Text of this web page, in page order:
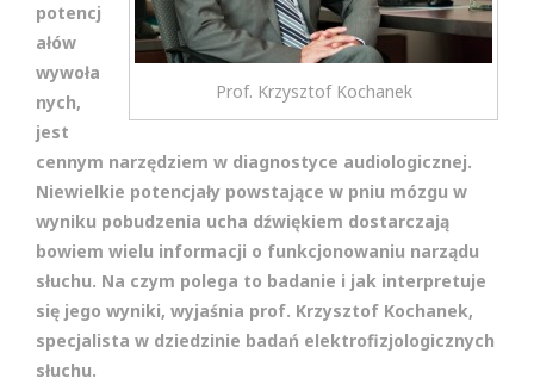
Prof. Krzysztof Kochanek
potencj
ałów
wywoła
nych,
jest
cennym narzędziem w diagnostyce audiologicznej.
Niewielkie potencjały powstające w pniu mózgu w
wyniku pobudzenia ucha dźwiękiem dostarczają
bowiem wielu informacji o funkcjonowaniu narządu
słuchu. Na czym polega to badanie i jak interpretuje
się jego wyniki, wyjaśnia prof. Krzysztof Kochanek,
specjalista w dziedzinie badań elektrofizjologicznych
słuchu.